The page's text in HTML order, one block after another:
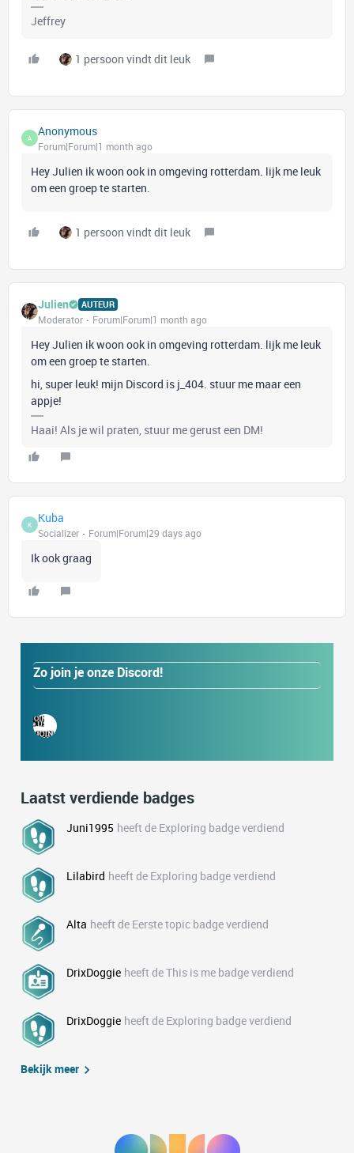
Jeffrey
1 persoon vindt dit leuk
A Anonymous
Forum|Forum|1 month ago
Hey Julien ik woon ook in omgeving rotterdam. lijk me leuk
om een groep te starten.
1 persoon vindt dit leuk
Julien AUTEUR
Moderator Forum|Forum|1 month ago
Hey Julien ik woon ook in omgeving rotterdam. lijk me leuk
om een groep te starten.
hi, super leuk! mijn Discord is j_404. stuur me maar een
appje!
Haai! Als je wil praten, stuur me gerust een DM!
K Kuba
Socializer Forum|Forum|29 days ago
Ik ook graag
Zo join je onze Discord!
Laatst verdiende badges
Juni1995 heeft de Exploring badge verdiend
Lilabird heeft de Exploring badge verdiend
Alta heeft de Eerste topic badge verdiend
DrixDoggie heeft de This is me badge verdiend
DrixDoggie heeft de Exploring badge verdiend
Bekijk meer